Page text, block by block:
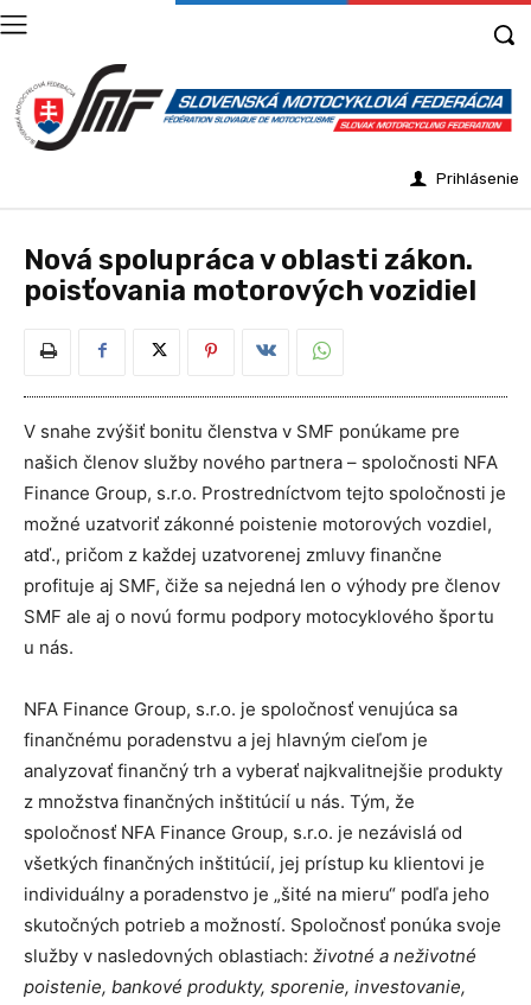
Prihlásenie
Nová spolupráca v oblasti zákon.
poisťovania motorových vozidiel
V snahe zvýšiť bonitu členstva v SMF ponúkame pre
našich členov služby nového partnera – spoločnosti NFA
Finance Group, s.r.o. Prostredníctvom tejto spoločnosti je
možné uzatvoriť zákonné poistenie motorových vozdiel,
atď., pričom z každej uzatvorenej zmluvy finančne
profituje aj SMF, čiže sa nejedná len o výhody pre členov
SMF ale aj o novú formu podpory motocyklového športu
u nás.
NFA Finance Group, s.r.o. je spoločnosť venujúca sa
finančnému poradenstvu a jej hlavným cieľom je
analyzovať finančný trh a vyberať najkvalitnejšie produkty
z množstva finančných inštitúcií u nás. Tým, že
spoločnosť NFA Finance Group, s.r.o. je nezávislá od
všetkých finančných inštitúcií, jej prístup ku klientovi je
individuálny a poradenstvo je „šité na mieru“ podľa jeho
skutočných potrieb a možností. Spoločnosť ponúka svoje
služby v nasledovných oblastiach: životné a neživotné
poistenie, bankové produkty, sporenie, investovanie,